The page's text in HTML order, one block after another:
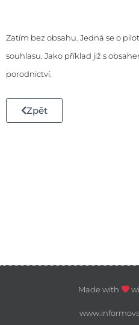
Zatím bez obsahu. Jedná se o
souhlasu. Jako příklad již s
porodnictví.
Zpět
Made with